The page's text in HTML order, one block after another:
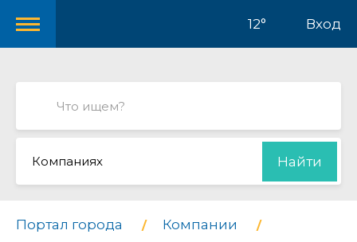
12° Вход
Компаниях Найти
Портал города
Компании